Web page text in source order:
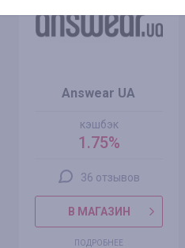
Answear UA
кэшбэк
1.75%
36 отзывов
В МАГАЗИН
ПОДРОБНЕЕ